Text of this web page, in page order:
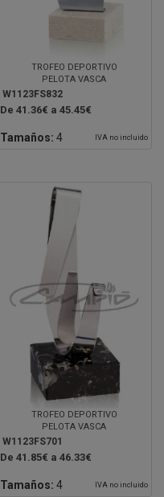
TROFEO DEPORTIVO
PELOTA VASCA
W1123FS832
De 41.36€ a 45.45€
Tamaños: 4 IVA no incluido
TROFEO DEPORTIVO
PELOTA VASCA
W1123FS701
De 41.85€ a 46.33€
Tamaños: 4 IVA no incluido